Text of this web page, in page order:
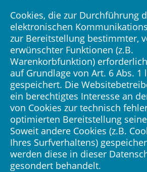
Cookies, die zur Durchführung
elektronischen
zur Bereitstellung bestimmter,
erwünschter Funktionen (z.B.
Warenkorbfunktion)
auf Grundlage von Art. 6 Abs. 1
gespeichert. Die
ein berechtigtes Interesse an
von Cookies zur technisch
optimierten Bereitstellung
Soweit andere Cookies (z.B.
Ihres Surfverhaltens)
werden diese in dieser
gesondert behandelt.